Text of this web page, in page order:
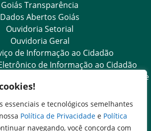
essenciais e tecnológicos semelhantes
Política de Privacidade e Política
navegando, você concorda com
Goiás Transparência
Dados Abertos Goiás
Ouvidoria Setorial
Ouvidoria Geral
de Informação ao Cidadão
de Informação ao Cidadão
das Organizações Sociais de Saúde
e Sociedade Civil
Setorial (Expresso)
Setorial (Presencial)